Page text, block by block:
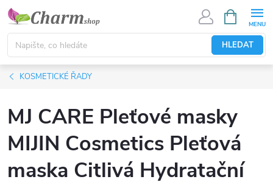
Přejít
obsah
HLEDAT
NÁKUPNÍ
KOŠÍK
KOSMETICKÉ ŘADY
MJ CARE Pleťové masky
MIJIN Cosmetics Pleťová
maska Citlivá Hydratační